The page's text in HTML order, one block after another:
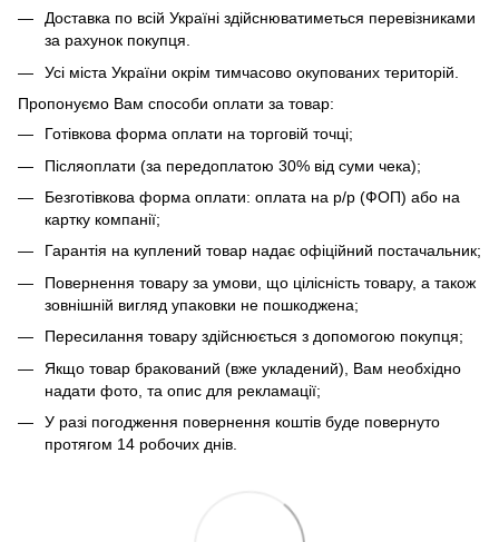
Доставка по всій Україні здійснюватиметься перевізниками
за рахунок покупця.
Усі міста України окрім тимчасово окупованих територій.
Пропонуємо Вам способи оплати за товар:
Готівкова форма оплати на торговій точці;
Післяоплати (за передоплатою 30% від суми чека);
Безготівкова форма оплати: оплата на р/р (ФОП) або на
картку компанії;
Гарантія на куплений товар надає офіційний постачальник;
Повернення товару за умови, що цілісність товару, а також
зовнішній вигляд упаковки не пошкоджена;
Пересилання товару здійснюється з допомогою покупця;
Якщо товар бракований (вже укладений), Вам необхідно
надати фото, та опис для рекламації;
У разі погодження повернення коштів буде повернуто
протягом 14 робочих днів.